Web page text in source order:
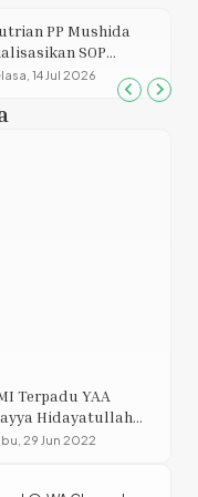
PP Mushida
SOP
Digital dan
Ikatan
Keputrian
14 Jul 2026
Terpadu YAA
Hidayatullah
Gelar
29 Jun 2022